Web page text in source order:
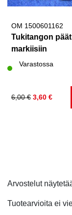
OM 1500601162
Tukitangon päät
markiisiin
Varastossa
6,00€
Alkuperäinen
3,60 €
Nykyinen
Arvostelut
Tuotearvioita ei